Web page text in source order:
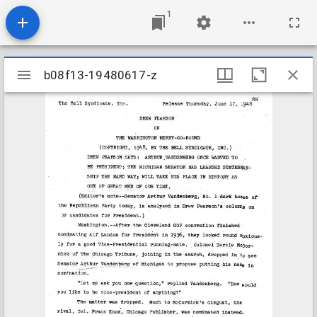
1
Mirador
viewer
b08f13-19480617-z
b08f13-19480617-z